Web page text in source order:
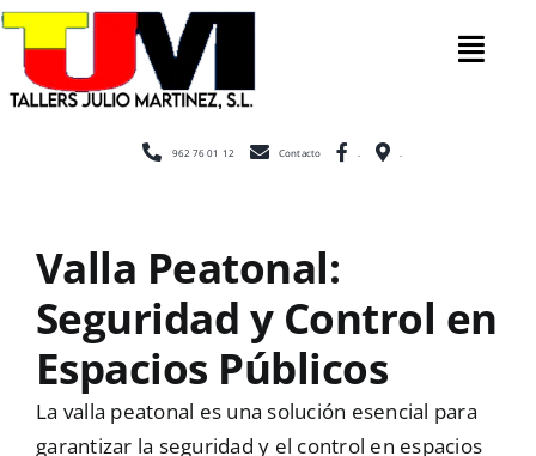
Saltar
contenido
Inicio
Construcción
Cerramientos
962 76 01 12 Contacto
Valla Peatonal:
Seguridad y Control en
Espacios Públicos
La valla peatonal es una solución esencial para
garantizar la seguridad y el control en espacios